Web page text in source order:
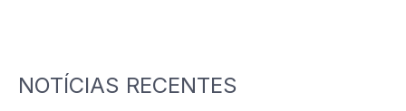
NOTÍCIAS RECENTES